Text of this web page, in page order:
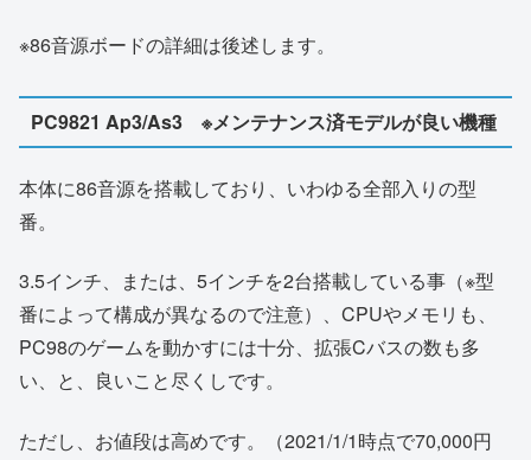
※86音源ボードの詳細は後述します。
PC9821 Ap3/As3 ※メンテナンス済モデルが良い機種
本体に86音源を搭載しており、いわゆる全部入りの型
番。
3.5インチ、または、5インチを2台搭載している事（※型
番によって構成が異なるので注意）、CPUやメモリも、
PC98のゲームを動かすには十分、拡張Cバスの数も多
い、と、良いこと尽くしです。
ただし、お値段は高めです。（2021/1/1時点で70,000円